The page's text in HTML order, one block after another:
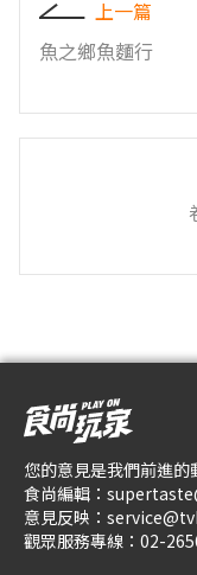
上一篇
魚之鄉魚麵行
您的意見是我們前進
食尚編輯：
意見反映：
觀眾服務專線： 02-